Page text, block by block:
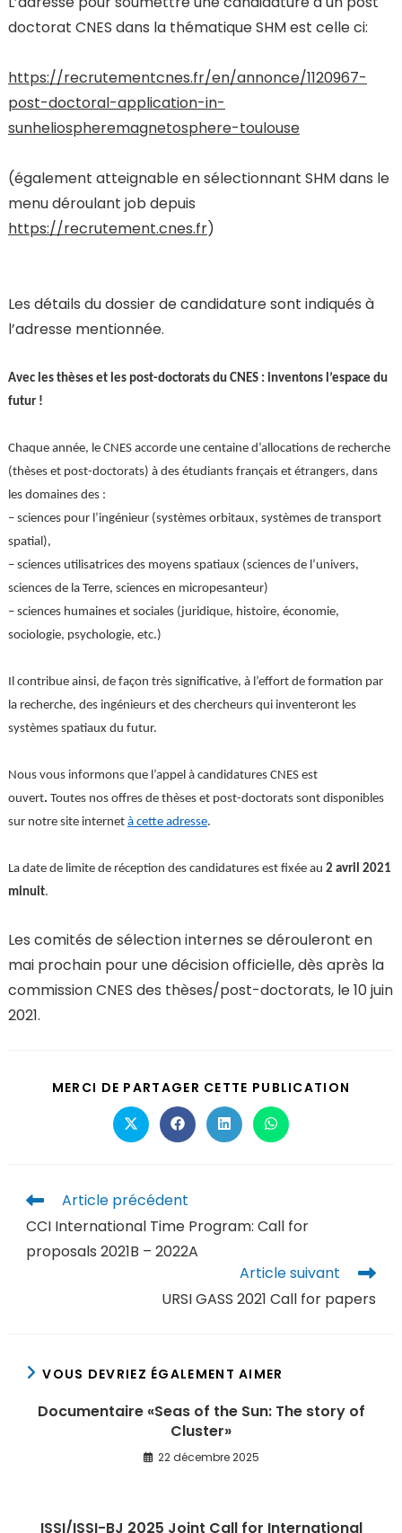
doctorat CNES dans la thématique SHM est celle ci:
https://recrutementcnes.fr/en/annonce/1120967-
post-doctoral-application-in-
sunheliospheremagnetosphere-toulouse
(également atteignable en sélectionnant SHM dans le
menu déroulant job depuis
https://recrutement.cnes.fr)
Les détails du dossier de candidature sont indiqués à
l’adresse mentionnée.
Avec les thèses et les post-doctorats du CNES : inventons l’espace du
futur !
Chaque année, le CNES accorde une centaine d’allocations de recherche
(thèses et post-doctorats) à des étudiants français et étrangers, dans
les domaines des :
– sciences pour l’ingénieur (systèmes orbitaux, systèmes de transport
spatial),
– sciences utilisatrices des moyens spatiaux (sciences de l’univers,
sciences de la Terre, sciences en micropesanteur)
– sciences humaines et sociales (juridique, histoire, économie,
sociologie, psychologie, etc.)
Il contribue ainsi, de façon très significative, à l’effort de formation par
la recherche, des ingénieurs et des chercheurs qui inventeront les
systèmes spatiaux du futur.
Nous vous informons que l’appel à candidatures CNES est
ouvert. Toutes nos offres de thèses et post-doctorats sont disponibles
sur notre site internet à cette adresse.
La date de limite de réception des candidatures est fixée au 2 avril 2021
minuit.
Les comités de sélection internes se dérouleront en
mai prochain pour une décision officielle, dès après la
commission CNES des thèses/post-doctorats, le10 juin
2021.
MERCI DE PARTAGER CETTE PUBLICATION
Article précédent
CCI International Time Program: Call for
proposals 2021B – 2022A
Article suivant
URSI GASS 2021 Call for papers
VOUS DEVRIEZ ÉGALEMENT AIMER
Documentaire «Seas of the Sun: The story of
Cluster»
22 décembre 2025
ISSI/ISSI-BJ 2025 Joint Call for International